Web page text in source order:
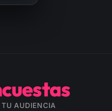
AUDIENCIA